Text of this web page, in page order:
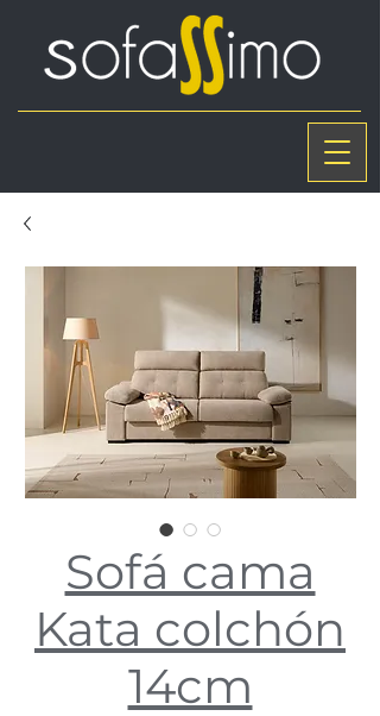
Sofá cama
Kata colchón
14cm